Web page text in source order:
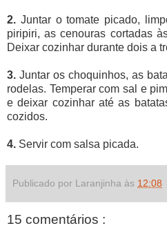
2. Juntar o tomate picado,
piripiri, as cenouras cortadas
Deixar cozinhar durante dois a
3. Juntar os choquinhos, as
rodelas. Temperar com sal e
e deixar cozinhar até as
cozidos.
4. Servir com salsa picada.
Publicado por Laranjinha às 12:08
15 comentários :